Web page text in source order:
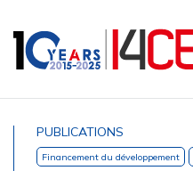
PUBLICATIONS
Financement du développement